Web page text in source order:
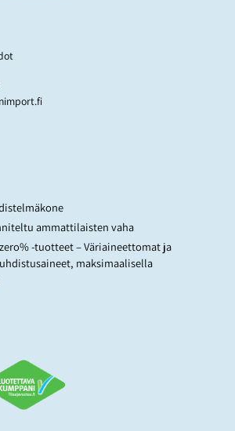
ammattilaisten vaha
-tuotteet – Väriaineettomat ja
maksimaalisella